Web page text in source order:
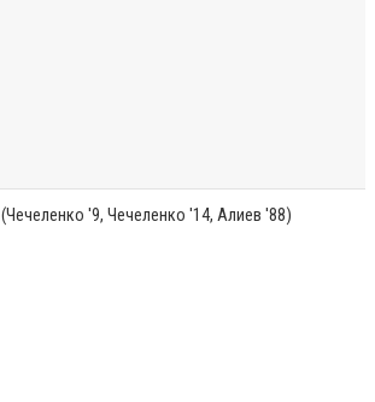
(Чечеленко '9, Чечеленко '14, Алиев '88)